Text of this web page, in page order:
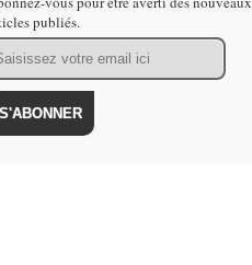
publiés.